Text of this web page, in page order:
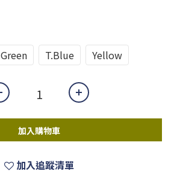
Green T.Blue Yellow
加入購物車
加入追蹤清單